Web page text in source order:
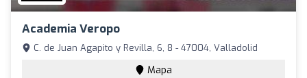
Academia Veropo
C. de Juan Agapito y Revilla, 6, 8 - 47004, Valladolid
Mapa